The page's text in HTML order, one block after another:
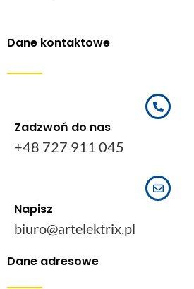
Dane kontaktowe
Zadzwoń do nas
+48 727 911 045
Napisz
biuro@artelektrix.pl
Dane adresowe